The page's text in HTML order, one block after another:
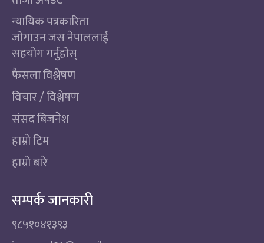
न्यायिक पत्रकारिता
जोगाउन जस नेपाललाई
सहयोग गर्नुहोस्
फैसला विश्लेषण
विचार / विश्लेषण
संसद बिजनेश
हाम्रो टिम
हाम्रो बारे
सम्पर्क जानकारी
९८५१०४१३९३